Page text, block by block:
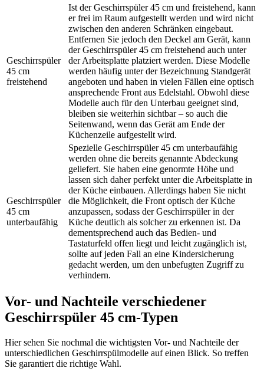
Geschirrspüler
45 cm
freistehend
Ist der Geschirrspüler 45 cm und freistehend, kann
er frei im Raum aufgestellt werden und wird nicht
zwischen den anderen Schränken eingebaut.
Entfernen Sie jedoch den Deckel am Gerät, kann
der Geschirrspüler 45 cm freistehend auch unter
der Arbeitsplatte platziert werden. Diese Modelle
werden häufig unter der Bezeichnung Standgerät
angeboten und haben in vielen Fällen eine optisch
ansprechende Front aus Edelstahl. Obwohl diese
Modelle auch für den Unterbau geeignet sind,
bleiben sie weiterhin sichtbar – so auch die
Seitenwand, wenn das Gerät am Ende der
Küchenzeile aufgestellt wird.
Geschirrspüler
45 cm
unterbaufähig
Spezielle Geschirrspüler 45 cm unterbaufähig
werden ohne die bereits genannte Abdeckung
geliefert. Sie haben eine genormte Höhe und
lassen sich daher perfekt unter die Arbeitsplatte in
der Küche einbauen. Allerdings haben Sie nicht
die Möglichkeit, die Front optisch der Küche
anzupassen, sodass der Geschirrspüler in der
Küche deutlich als solcher zu erkennen ist. Da
dementsprechend auch das Bedien- und
Tastaturfeld offen liegt und leicht zugänglich ist,
sollte auf jeden Fall an eine Kindersicherung
gedacht werden, um den unbefugten Zugriff zu
verhindern.
Vor- und Nachteile verschiedener
Geschirrspüler 45 cm-Typen
Hier sehen Sie nochmal die wichtigsten Vor- und Nachteile der
unterschiedlichen Geschirrspülmodelle auf einen Blick. So treffen
Sie garantiert die richtige Wahl.